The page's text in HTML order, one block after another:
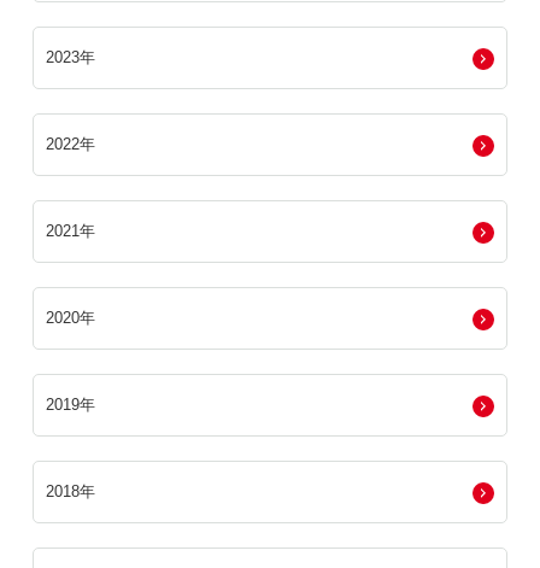
2023年
2022年
2021年
2020年
2019年
2018年